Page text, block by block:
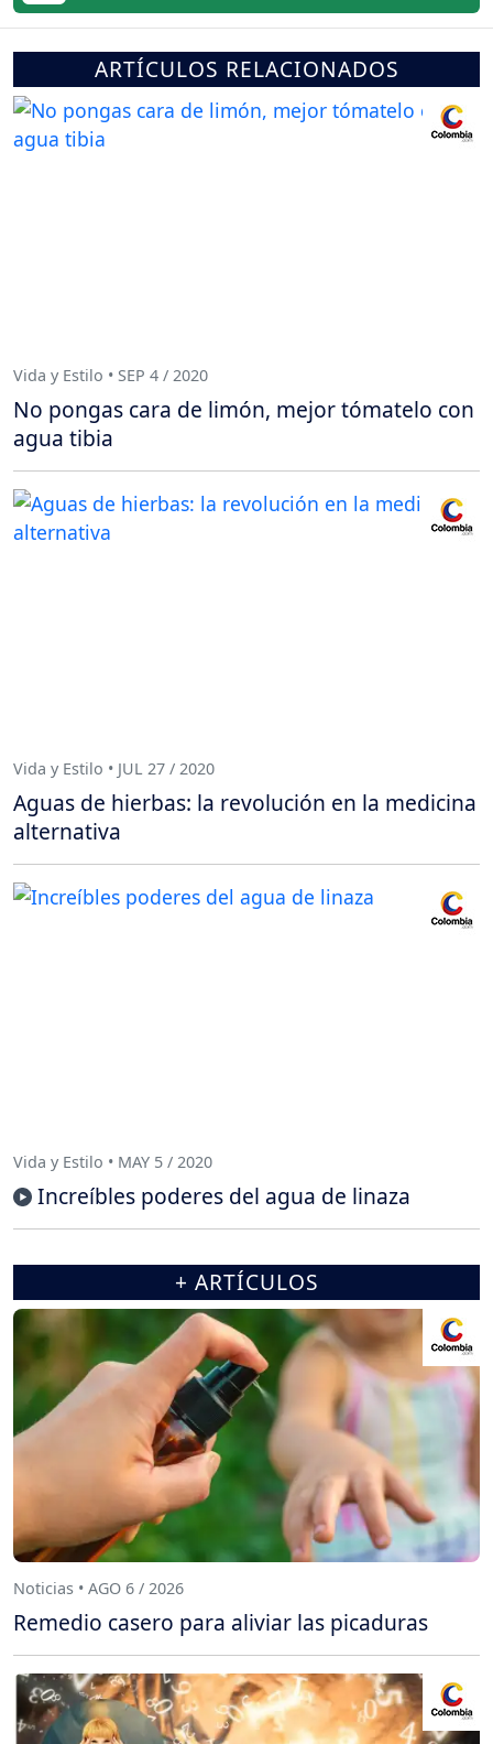
ARTÍCULOS RELACIONADOS
Vida y Estilo • SEP 4 / 2020
No pongas cara de limón, mejor tómatelo con
agua tibia
Vida y Estilo • JUL 27 / 2020
Aguas de hierbas: la revolución en la medicina
alternativa
Vida y Estilo • MAY 5 / 2020
Increíbles poderes del agua de linaza
+ ARTÍCULOS
Noticias • AGO 6 / 2026
Remedio casero para aliviar las picaduras